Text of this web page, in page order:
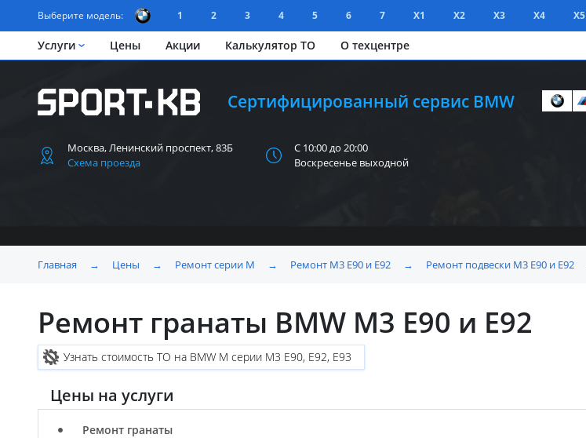
Выберите модель: 1 2 3 4 5 6 7 X1 X2 X3 X4 X5
Услуги Цены Акции Калькулятор ТО О техцентре
Сертифицированный сервис BMW
Москва, Ленинский проспект, 83Б
Схема проезда
С 10:00 до 20:00
Воскресенье выходной
Главная → Цены → Ремонт серии M → Ремонт M3 E90 и E92 → Ремонт подвески M3 E90 и E92
Ремонт гранаты BMW M3 E90 и E92
Узнать стоимость ТО на BMW M серии M3 E90, E92, E93
Цены на услуги
Ремонт гранаты